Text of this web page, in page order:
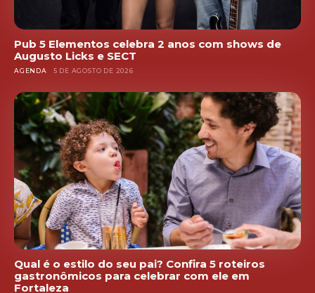
Pub 5 Elementos celebra 2 anos com shows de
Augusto Licks e SECT
AGENDA 5 DE AGOSTO DE 2026
Qual é o estilo do seu pai? Confira 5 roteiros
gastronômicos para celebrar com ele em
Fortaleza